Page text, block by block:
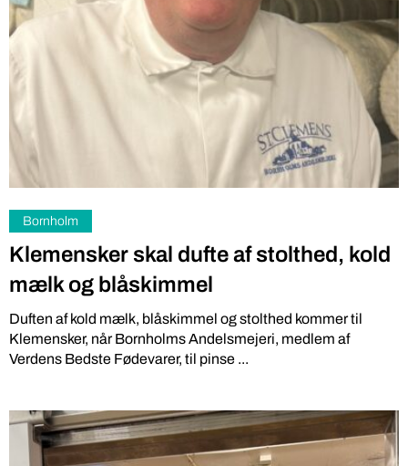
Bornholm
Klemensker skal dufte af stolthed, kold
mælk og blåskimmel
Duften af kold mælk, blåskimmel og stolthed kommer til
Klemensker, når Bornholms Andelsmejeri, medlem af
Verdens Bedste Fødevarer, til pinse ...